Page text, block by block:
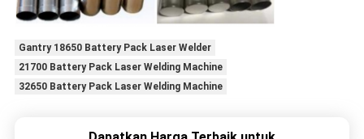
Gantry 18650 Battery Pack Laser Welder
21700 Battery Pack Laser Welding Machine
32650 Battery Pack Laser Welding Machine